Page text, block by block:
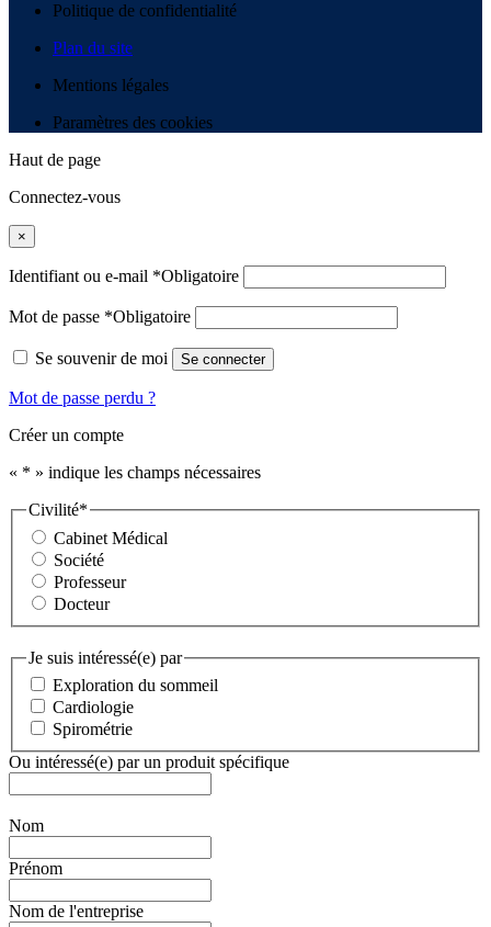
Politique de confidentialité
Plan du site
Mentions légales
Paramètres des cookies
Haut de page
Connectez-vous
×
Identifiant ou e-mail *Obligatoire
Mot de passe *Obligatoire
Se souvenir de moi Se connecter
Mot de passe perdu ?
Créer un compte
« * » indique les champs nécessaires
Civilité*
Cabinet Médical
Société
Professeur
Docteur
Je suis intéressé(e) par
Exploration du sommeil
Cardiologie
Spirométrie
Ou intéressé(e) par un produit spécifique
Nom
Prénom
Nom de l'entreprise